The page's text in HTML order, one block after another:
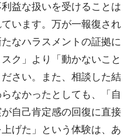
益な扱いを受けることは
います。万が一報復され
なハラスメントの証拠に
ク」より「動かないこと
さい。また、相談した結
なかったとしても、「自
自己肯定感の回復に直接
げた」という体験は、あ